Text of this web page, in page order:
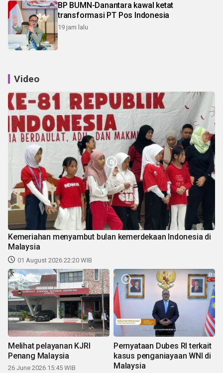
BP BUMN-Danantara kawal ketat
transformasi PT Pos Indonesia
19 jam lalu
Video
Kemeriahan menyambut bulan kemerdekaan Indonesia di
Malaysia
01 August 2026 22:20 WIB
Melihat pelayanan KJRI
Penang Malaysia
26 June 2026 15:45 WIB
Pernyataan Dubes RI terkait
kasus penganiayaan WNI di
Malaysia